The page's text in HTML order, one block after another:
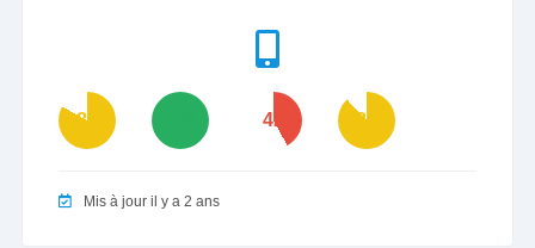
83 42 88
Mis à jour il y a 2 ans